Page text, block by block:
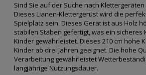
Sind Sie auf der Suche nach
Dieses Lianen-Klettergerüst wird die
Spielplatz sein. Dieses Gerät ist aus Holz
stabilen Stäben gefertigt, was ein
Kinder gewährleistet. Dieses 210 cm hohe
Kinder ab drei Jahren geeignet. Die hohe
Verarbeitung gewährleistet
langjährige Nutzungsdauer.